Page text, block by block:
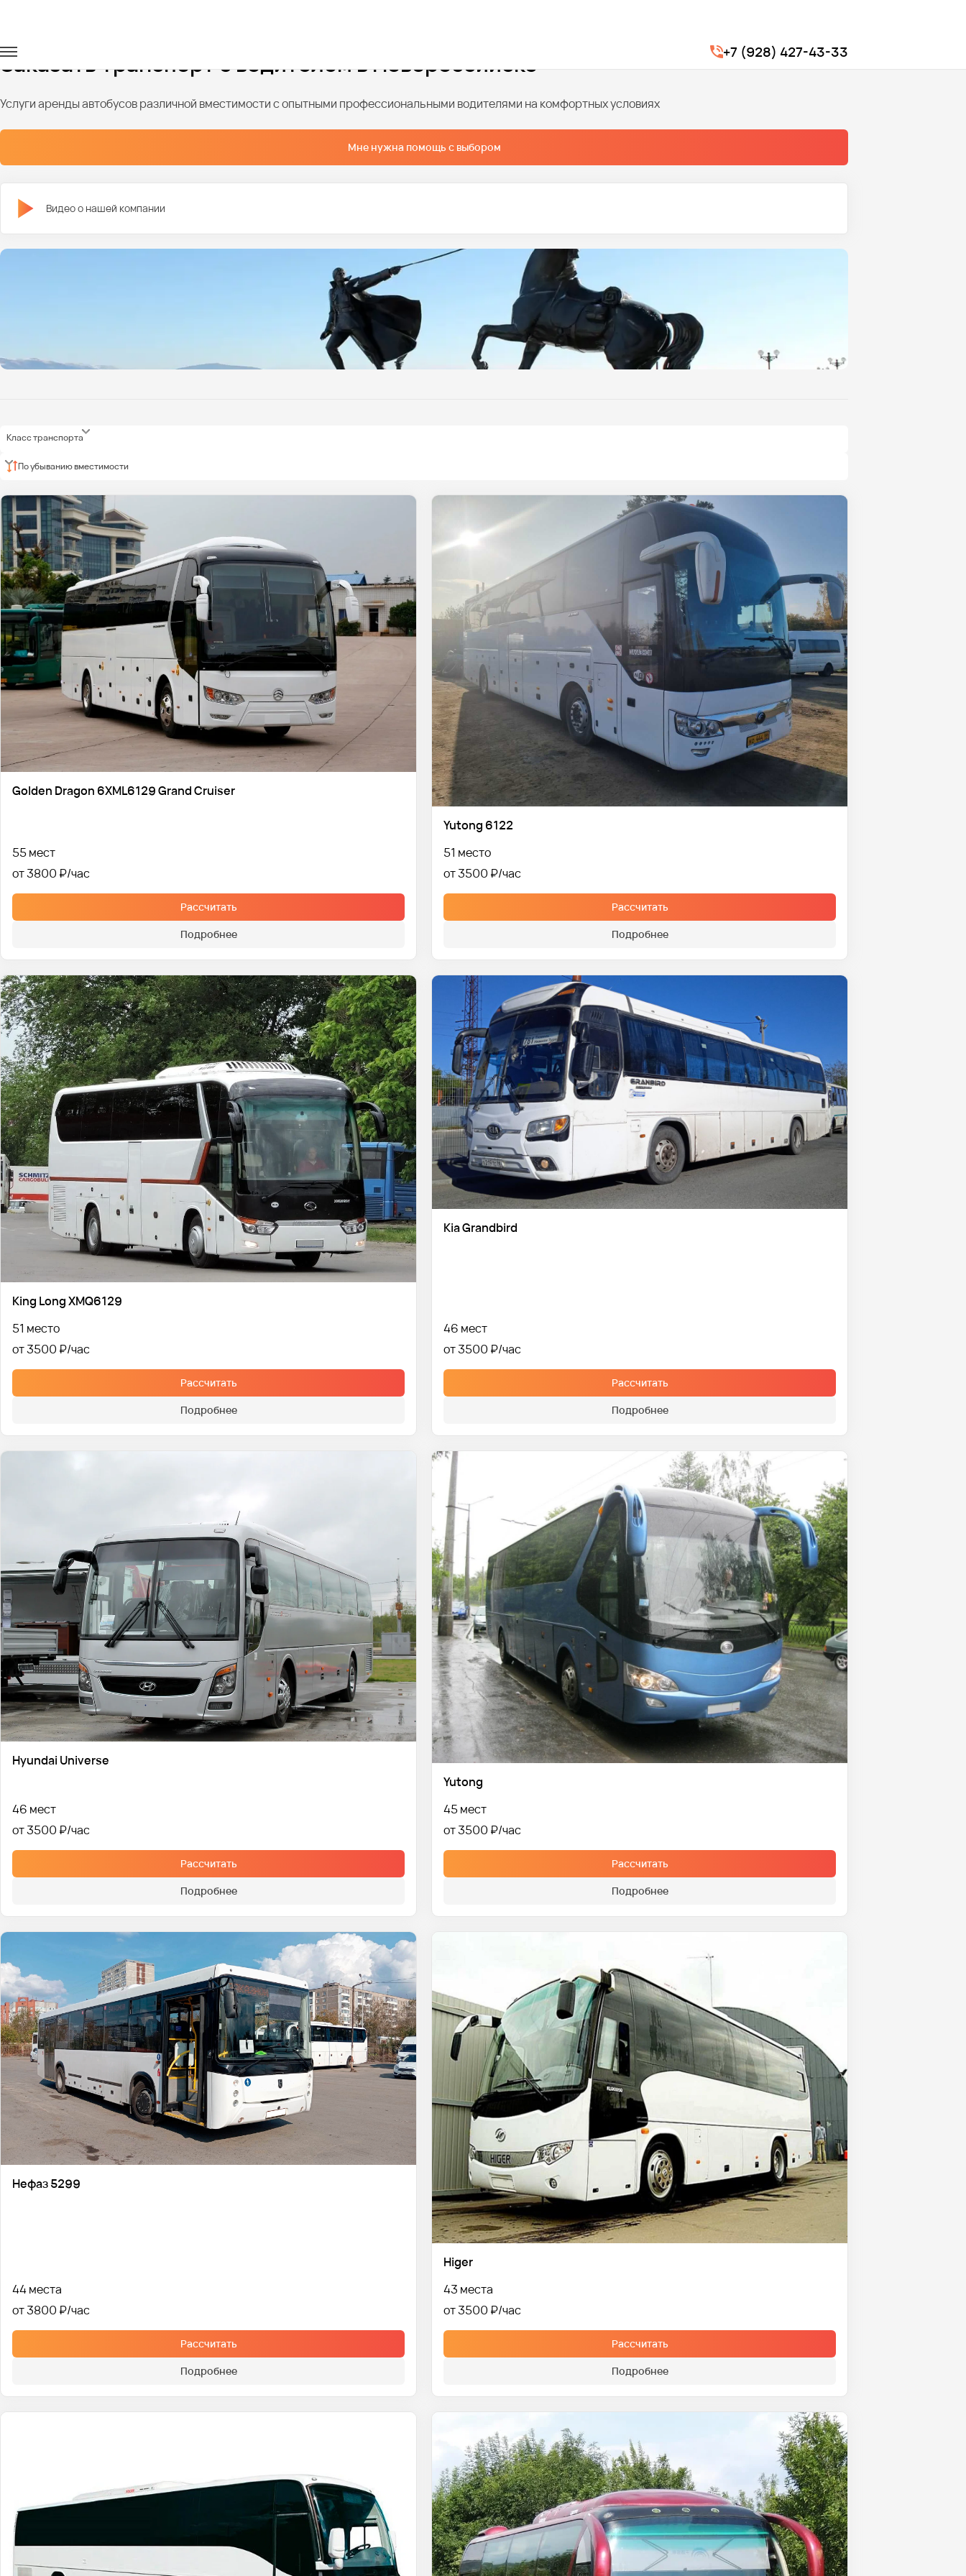
+7 (928) 427-43-33
Заказать транспорт с водителем в Новороссийске
Услуги аренды автобусов различной вместимости с опытными профессиональными водителями на комфортных условиях
Мне нужна помощь с выбором
Видео о нашей компании
Класс транспорта
По убыванию вместимости
Golden Dragon 6XML6129 Grand Cruiser
55 мест
от 3800 ₽
Рассчитать
Подробнее
Yutong 6122
51 место
от 3500 ₽
Рассчитать
Подробнее
King Long XMQ6129
51 место
от 3500 ₽
Рассчитать
Подробнее
Kia Grandbird
46 мест
от 3500 ₽
Рассчитать
Подробнее
Hyundai Universe
46 мест
от 3500 ₽
Рассчитать
Подробнее
Yutong
45 мест
от 3500 ₽
Рассчитать
Подробнее
Нефаз 5299
44 места
от 3800 ₽
Рассчитать
Подробнее
Higer
43 места
от 3500 ₽
Рассчитать
Подробнее